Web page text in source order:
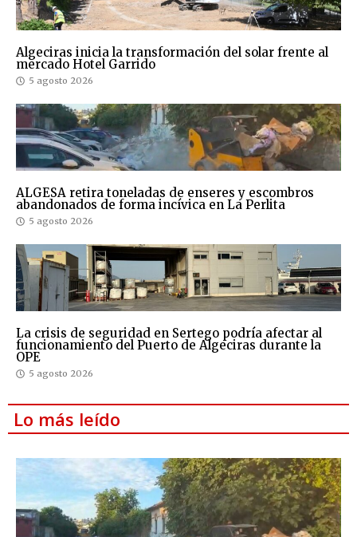
Algeciras inicia la transformación del solar frente al
mercado Hotel Garrido
5 agosto 2026
ALGESA retira toneladas de enseres y escombros
abandonados de forma incívica en La Perlita
5 agosto 2026
La crisis de seguridad en Sertego podría afectar al
funcionamiento del Puerto de Algeciras durante la
OPE
5 agosto 2026
Lo más leído